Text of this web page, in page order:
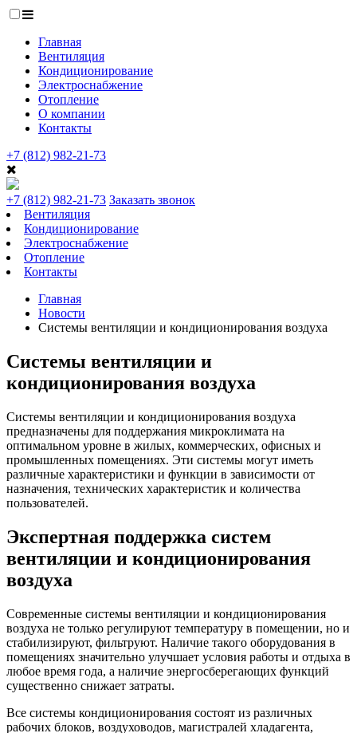
Главная
Вентиляция
Кондиционирование
Электроснабжение
Отопление
О компании
Контакты
+7 (812) 982-21-73
+7 (812) 982-21-73 Заказать звонок
Вентиляция
Кондиционирование
Электроснабжение
Отопление
Контакты
Главная
Новости
Системы вентиляции и кондиционирования воздуха
Системы вентиляции и
кондиционирования воздуха
Системы вентиляции и кондиционирования воздуха
предназначены для поддержания микроклимата на
оптимальном уровне в жилых, коммерческих, офисных и
промышленных помещениях. Эти системы могут иметь
различные характеристики и функции в зависимости от
назначения, технических характеристик и количества
пользователей.
Экспертная поддержка систем
вентиляции и кондиционирования
воздуха
Современные системы вентиляции и кондиционирования
воздуха не только регулируют температуру в помещении, но и
стабилизируют, фильтруют. Наличие такого оборудования в
помещениях значительно улучшает условия работы и отдыха в
любое время года, а наличие энергосберегающих функций
существенно снижает затраты.
Все системы кондиционирования состоят из различных
рабочих блоков, воздуховодов, магистралей хладагента,